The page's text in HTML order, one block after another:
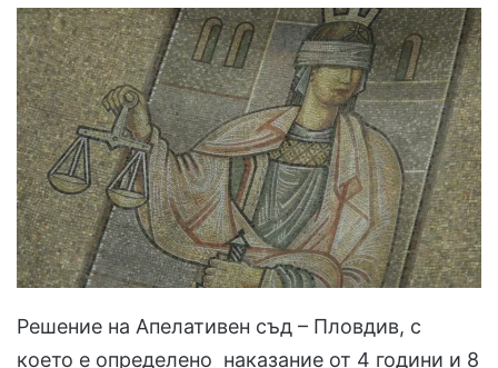
Решение на Апелативен съд – Пловдив, с
което е определено наказание от 4 години и 8